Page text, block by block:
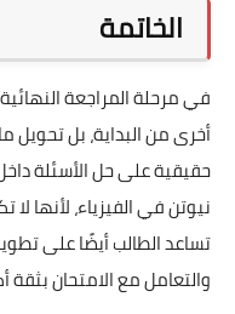
الخاتمة
في مرحلة المراجعة
أخرى من البداية، بل تحويل
حقيقية على حل الأسئلة
نيوتن في الفيزياء، لأنها لا
تساعد الطالب أيضًا على
والتعامل مع الامتحان بثقة